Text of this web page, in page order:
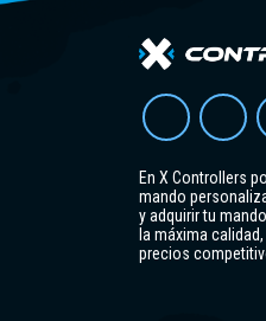
En X Controllers
mando
y adquirir tu
la máxima
precios